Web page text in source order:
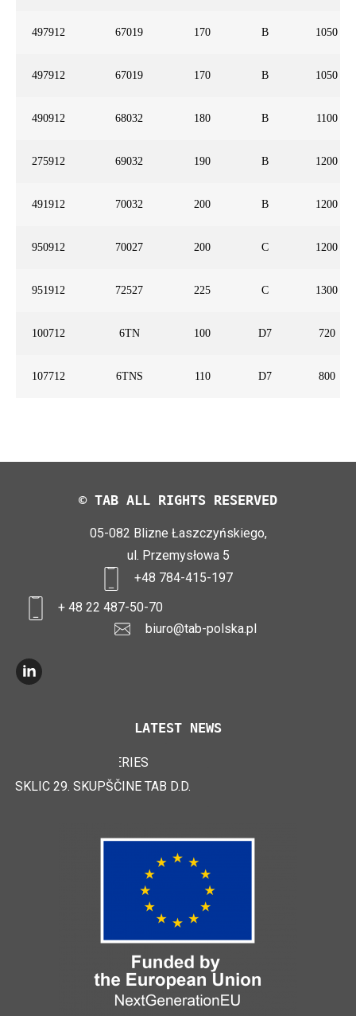
497912 67019 170 B 1050
497912 67019 170 B 1050
490912 68032 180 B 1100
275912 69032 190 B 1200
491912 70032 200 B 1200
950912 70027 200 C 1200
951912 72527 225 C 1300
100712 6TN 100 D7 720
107712 6TNS 110 D7 800
© TAB ALL RIGHTS RESERVED
05-082 Blizne Łaszczyńskiego,
ul. Przemysłowa 5
+48 784-415-197
+ 48 22 487-50-70
biuro@tab-polska.pl
LATEST NEWS
TAB EFB V4 BATTERIES
SKLIC 29. SKUPŠČINE TAB D.D.